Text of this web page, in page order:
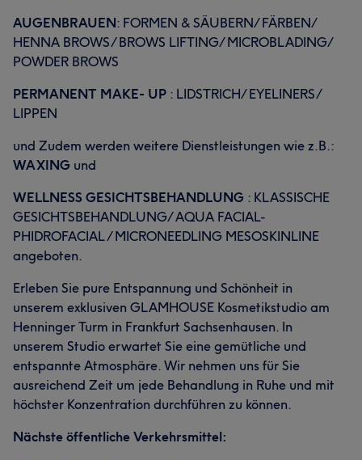
AUGENBRAUEN: FORMEN & SÄUBERN/ FÄRBEN/
HENNA BROWS/ BROWS LIFTING/ MICROBLADING/
POWDER BROWS
PERMANENT MAKE- UP : LIDSTRICH/ EYELINERS/
LIPPEN
und Zudem werden weitere Dienstleistungen wie z.B.:
WAXING und
WELLNESS GESICHTSBEHANDLUNG : KLASSISCHE
GESICHTSBEHANDLUNG/ AQUA FACIAL-
PHIDROFACIAL / MICRONEEDLING MESOSKINLINE
angeboten.
Erleben Sie pure Entspannung und Schönheit in
unserem exklusiven GLAMHOUSE Kosmetikstudio am
Henninger Turm in Frankfurt Sachsenhausen. In
unserem Studio erwartet Sie eine gemütliche und
entspannte Atmosphäre. Wir nehmen uns für Sie
ausreichend Zeit um jede Behandlung in Ruhe und mit
höchster Konzentration durchführen zu können.
Nächste öffentliche Verkehrsmittel: